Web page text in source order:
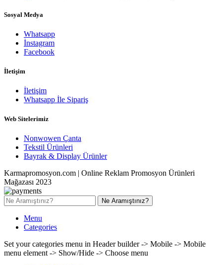
Sosyal Medya
Whatsapp
İnstagram
Facebook
İletişim
İletişim
Whatsapp İle Sipariş
Web Sitelerimiz
Nonwowen Çanta
Tekstil Ürünleri
Bayrak & Display Ürünler
Karmapromosyon.com | Online Reklam Promosyon Ürünleri
Mağazası 2023
Ne Aramıştınız?
Menu
Categories
Set your categories menu in Header builder -> Mobile -> Mobile
menu element -> Show/Hide -> Choose menu